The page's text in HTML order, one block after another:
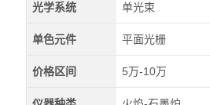
光学系统 单光束
单色元件 平面光栅
价格区间 5万-10万